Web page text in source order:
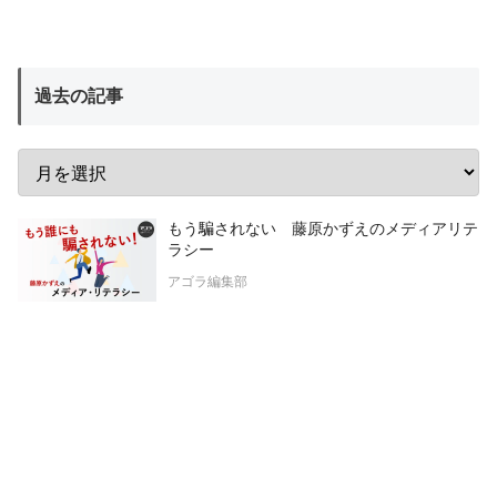
過去の記事
もう騙されない 藤原かずえのメディアリテ
ラシー
アゴラ編集部